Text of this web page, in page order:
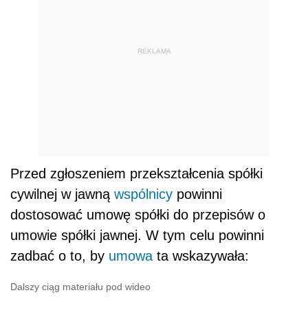
REKLAMA
Przed zgłoszeniem przekształcenia spółki
cywilnej w jawną wspólnicy powinni
dostosować umowę spółki do przepisów o
umowie spółki jawnej. W tym celu powinni
zadbać o to, by umowa ta wskazywała:
Dalszy ciąg materiału pod wideo